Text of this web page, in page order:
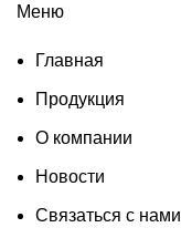
Меню
Главная
Продукция
О компании
Новости
Связаться с нами